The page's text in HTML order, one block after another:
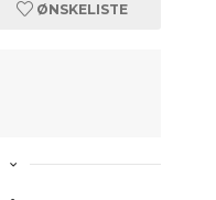
ØNSKELISTE